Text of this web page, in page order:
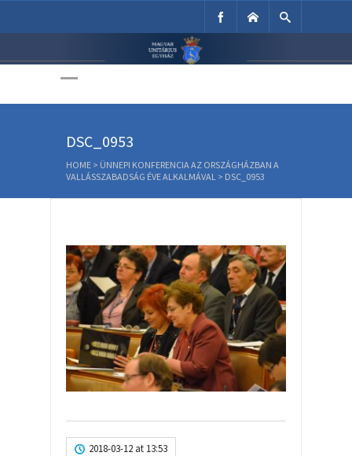
Unitárius Egyház
DSC_0953
HOME > ÜNNEPI KONFERENCIA AZ ORSZÁGHÁZBAN A
VALLÁSSZABADSÁG ÉVE ALKALMÁVAL > DSC_0953
2018-03-12 at 13:53